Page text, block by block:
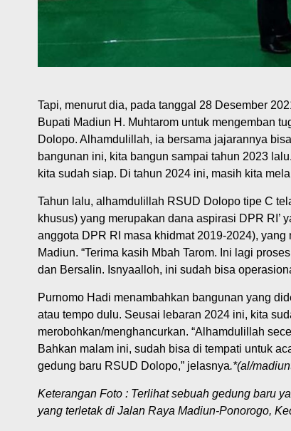
Tapi, menurut dia, pada tanggal 28 Desember
Bupati Madiun H. Muhtarom untuk mengemban
Dolopo. Alhamdulillah, ia bersama jajarannya
bangunan ini, kita bangun sampai tahun 2023
kita sudah siap. Di tahun 2024 ini, masih kita
Tahun lalu, alhamdulillah RSUD Dolopo tipe C
khusus) yang merupakan dana aspirasi DPR RI’
anggota DPR RI masa khidmat 2019-2024),
Madiun. “Terima kasih Mbah Tarom. Ini lagi
dan Bersalin. Isnyaalloh, ini sudah bisa
Purnomo Hadi menambahkan bangunan yang
atau tempo dulu. Seusai lebaran 2024 ini, kita
merobohkan/menghancurkan. “Alhamdulillah
Bahkan malam ini, sudah bisa di tempati untuk
gedung baru RSUD Dolopo,” jelasnya.*(al/
Keterangan Foto : Terlihat sebuah gedung baru
yang terletak di Jalan Raya Madiun-Ponorogo,